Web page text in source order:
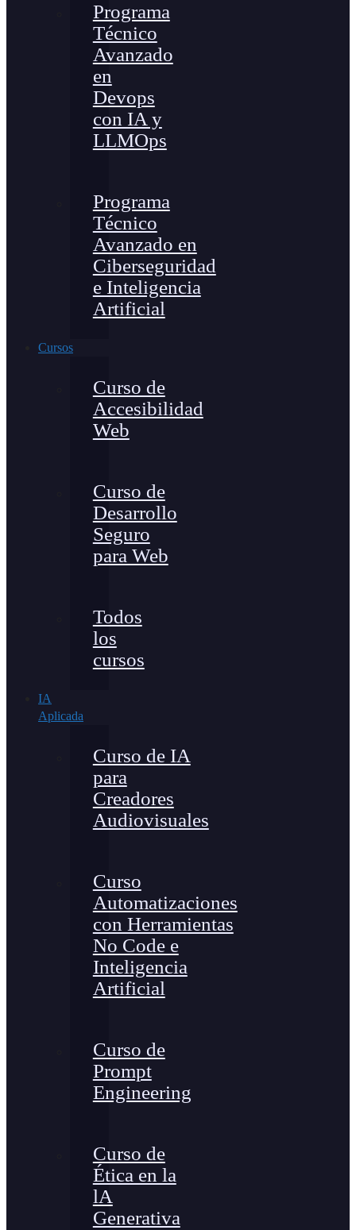
Programa
Técnico
Avanzado
en
Devops
con IA y
LLMOps
Programa
Técnico
Avanzado en
Ciberseguridad
e Inteligencia
Artificial
Cursos
Curso de
Accesibilidad
Web
Curso de
Desarrollo
Seguro
para Web
Todos
los
cursos
IA
Aplicada
Curso de IA
para
Creadores
Audiovisuales
Curso
Automatizaciones
con Herramientas
No Code e
Inteligencia
Artificial
Curso de
Prompt
Engineering
Curso de
Ética en la
lA
Generativa